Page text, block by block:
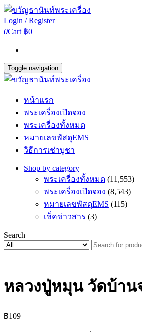
Login / Register
0Cart ฿0
Toggle navigation
หน้าแรก
พระเครื่องเปิดจอง
พระเครื่องทั้งหมด
หมายเลขพัสดุEMS
วิธีการเช่าบูชา
Shop by category
พระเครื่องทั้งหมด (11,553)
พระเครื่องเปิดจอง (8,543)
หมายเลขพัสดุEMS (115)
เช็คข่าวสาร (3)
Search
หลวงปู่หมุน วัดบ้าน
฿109